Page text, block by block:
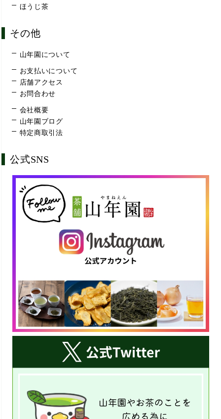
ほうじ茶
その他
山年園について
お支払いについて
店舗アクセス
お問合わせ
会社概要
山年園ブログ
特定商取引法
公式SNS